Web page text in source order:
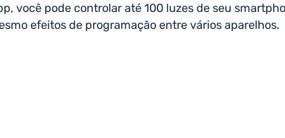
você pode controlar até 100 luzes de seu
efeitos de programação entre vários aparelhos.